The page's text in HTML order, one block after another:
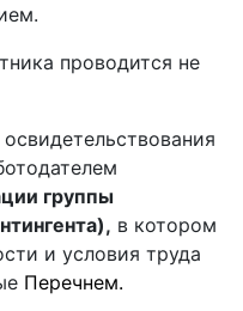
проводится не
группы
в котором
и условия труда
Перечнем.